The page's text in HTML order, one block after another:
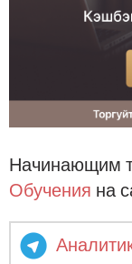
Начинающим
Обучения на